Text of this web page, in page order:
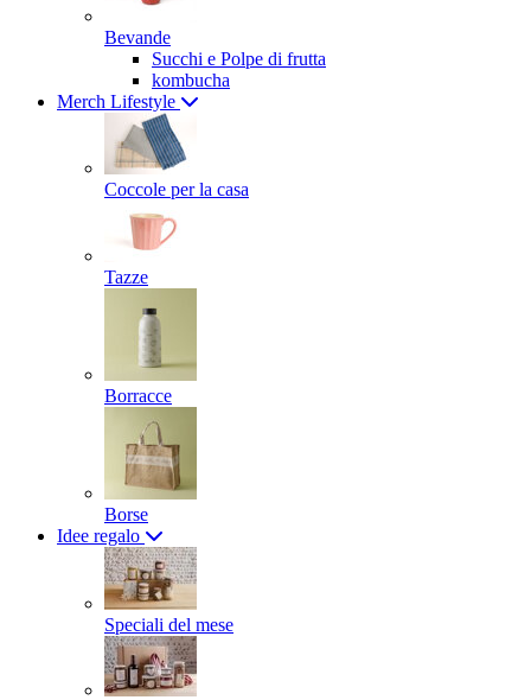
Bevande
Succhi e Polpe di frutta
kombucha
Merch Lifestyle
Coccole per la casa
Tazze
Borracce
Borse
Idee regalo
Speciali del mese